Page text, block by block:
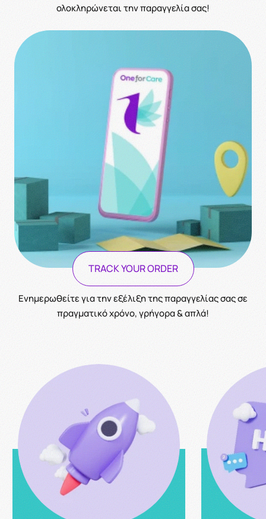
ολοκληρώνεται την παραγγελία σας!
TRACK YOUR ORDER
Ενημερωθείτε για την εξέλιξη της παραγγελίας σας σε
πραγματικό χρόνο, γρήγορα & απλά!